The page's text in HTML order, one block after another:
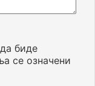
биде
се означени